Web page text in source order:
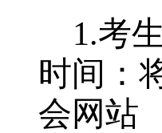
1.考
时间：
会网站